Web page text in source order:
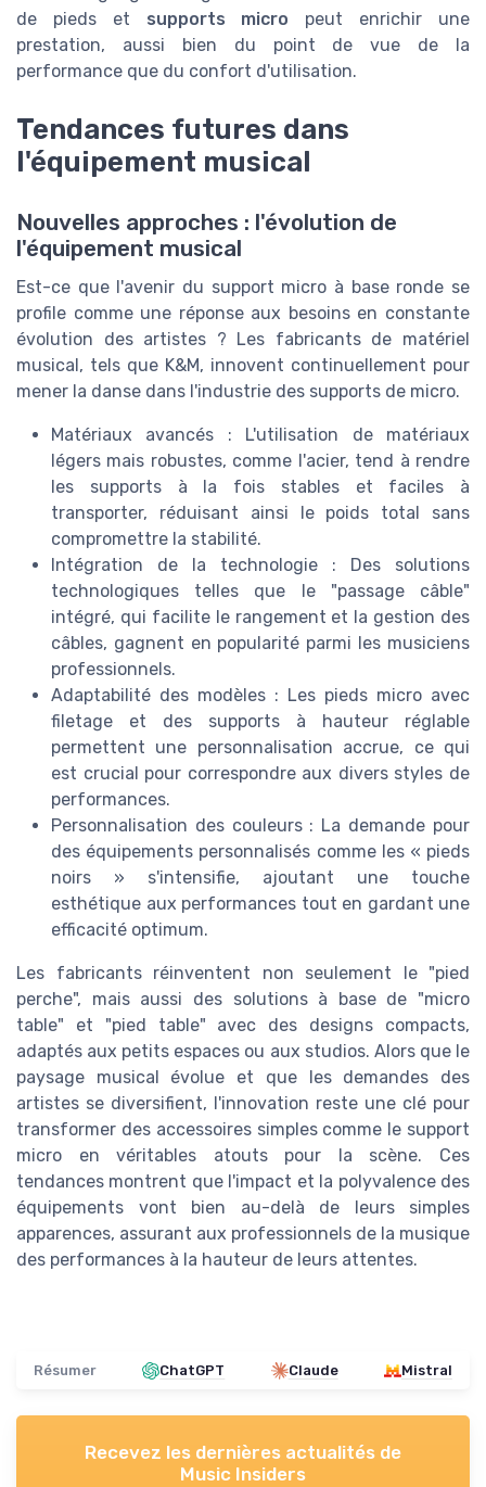
de pieds et supports micro peut enrichir une
prestation, aussi bien du point de vue de la
performance que du confort d'utilisation.
Tendances futures dans
l'équipement musical
Nouvelles approches : l'évolution de
l'équipement musical
Est-ce que l'avenir du support micro à base ronde se
profile comme une réponse aux besoins en constante
évolution des artistes ? Les fabricants de matériel
musical, tels que K&M, innovent continuellement pour
mener la danse dans l'industrie des supports de micro.
Matériaux avancés : L'utilisation de matériaux
légers mais robustes, comme l'acier, tend à rendre
les supports à la fois stables et faciles à
transporter, réduisant ainsi le poids total sans
compromettre la stabilité.
Intégration de la technologie : Des solutions
technologiques telles que le "passage câble"
intégré, qui facilite le rangement et la gestion des
câbles, gagnent en popularité parmi les musiciens
professionnels.
Adaptabilité des modèles : Les pieds micro avec
filetage et des supports à hauteur réglable
permettent une personnalisation accrue, ce qui
est crucial pour correspondre aux divers styles de
performances.
Personnalisation des couleurs : La demande pour
des équipements personnalisés comme les « pieds
noirs » s'intensifie, ajoutant une touche
esthétique aux performances tout en gardant une
efficacité optimum.
Les fabricants réinventent non seulement le "pied
perche", mais aussi des solutions à base de "micro
table" et "pied table" avec des designs compacts,
adaptés aux petits espaces ou aux studios. Alors que le
paysage musical évolue et que les demandes des
artistes se diversifient, l'innovation reste une clé pour
transformer des accessoires simples comme le support
micro en véritables atouts pour la scène. Ces
tendances montrent que l'impact et la polyvalence des
équipements vont bien au-delà de leurs simples
apparences, assurant aux professionnels de la musique
des performances à la hauteur de leurs attentes.
Résumer ChatGPT Claude Mistral
Recevez les dernières actualités de
Music Insiders